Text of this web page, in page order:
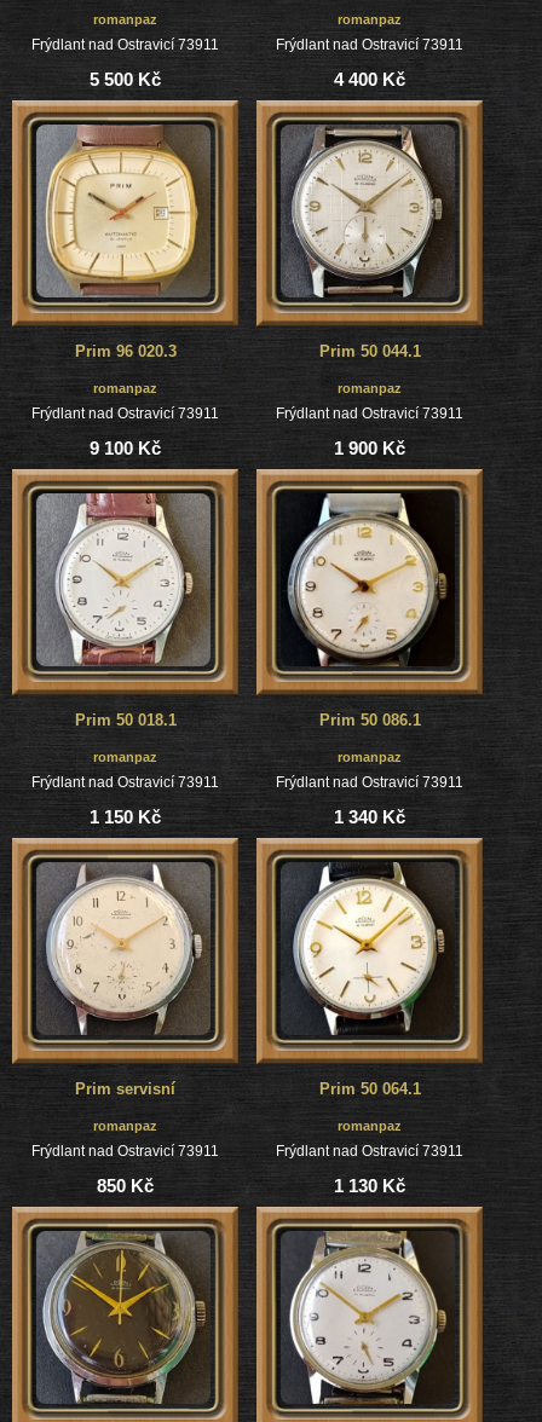
romanpaz
Frýdlant nad Ostravicí 73911
5 500 Kč
romanpaz
Frýdlant nad Ostravicí 73911
4 400 Kč
Prim 96 020.3
romanpaz
Frýdlant nad Ostravicí 73911
9 100 Kč
Prim 50 044.1
romanpaz
Frýdlant nad Ostravicí 73911
1 900 Kč
Prim 50 018.1
romanpaz
Frýdlant nad Ostravicí 73911
1 150 Kč
Prim 50 086.1
romanpaz
Frýdlant nad Ostravicí 73911
1 340 Kč
Prim servisní
romanpaz
Frýdlant nad Ostravicí 73911
850 Kč
Prim 50 064.1
romanpaz
Frýdlant nad Ostravicí 73911
1 130 Kč